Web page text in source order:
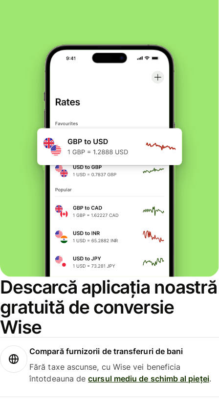
Descarcă aplicația noastră
gratuită de conversie
Wise
Compară furnizorii de transferuri de bani
Fără taxe ascunse, cu Wise vei beneficia
întotdeauna decursul mediu de schimb al pieței.